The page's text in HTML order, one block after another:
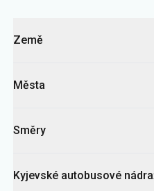
Země
Města
Směry
Kyjevské autobusové